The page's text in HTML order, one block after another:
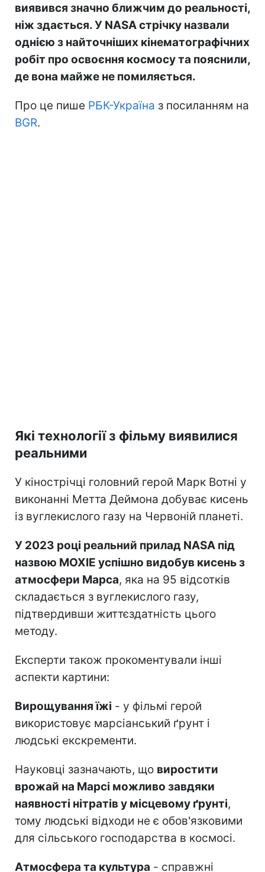
виявився значно ближчим до реальності,
ніж здається. У NASA стрічку назвали
однією з найточніших кінематографічних
робіт про освоєння космосу та пояснили,
де вона майже не помиляється.
Про це пише РБК-Україна з посиланням на
BGR.
Які технології з фільму виявилися
реальними
У кінострічці головний герой Марк Вотні у
виконанні Метта Деймона добуває кисень
із вуглекислого газу на Червоній планеті.
У 2023 році реальний прилад NASA під
назвою MOXIE успішно видобув кисень з
атмосфери Марса, яка на 95 відсотків
складається з вуглекислого газу,
підтвердивши життєздатність цього
методу.
Експерти також прокоментували інші
аспекти картини:
Вирощування їжі - у фільмі герой
використовує марсіанський ґрунт і
людські екскременти.
Науковці зазначають, що виростити
врожай на Марсі можливо завдяки
наявності нітратів у місцевому ґрунті,
тому людські відходи не є обов'язковими
для сільського господарства в космосі.
Атмосфера та культура - справжні